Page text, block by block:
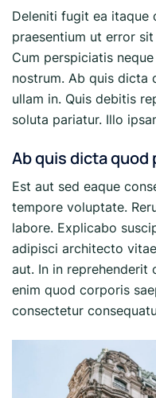
Deleniti fugit ea itaque
praesentium ut error
Cum perspiciatis
nostrum. Ab quis dicta
ullam in. Quis debitis
soluta pariatur. Illo
Ab quis dicta quod
Est aut sed eaque
tempore voluptate.
labore. Explicabo
adipisci architecto
aut. In in reprehenderit
enim quod corporis
consectetur